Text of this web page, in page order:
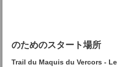
のためのスタート場所
Trail du Maquis du Vercors -